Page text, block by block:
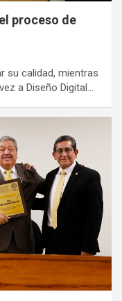
proceso de
su calidad, mientras
a Diseño Digital…